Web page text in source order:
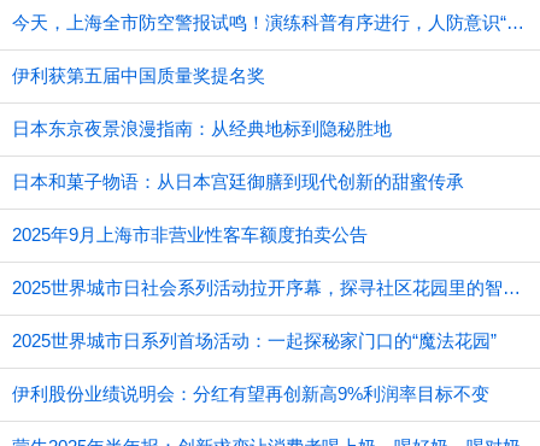
今天，上海全市防空警报试鸣！演练科普有序进行，人防意识“声入人心”
伊利获第五届中国质量奖提名奖
日本东京夜景浪漫指南：从经典地标到隐秘胜地
日本和菓子物语：从日本宫廷御膳到现代创新的甜蜜传承
2025年9月上海市非营业性客车额度拍卖公告
2025世界城市日社会系列活动拉开序幕，探寻社区花园里的智慧应用
2025世界城市日系列首场活动：一起探秘家门口的“魔法花园”
伊利股份业绩说明会：分红有望再创新高9%利润率目标不变